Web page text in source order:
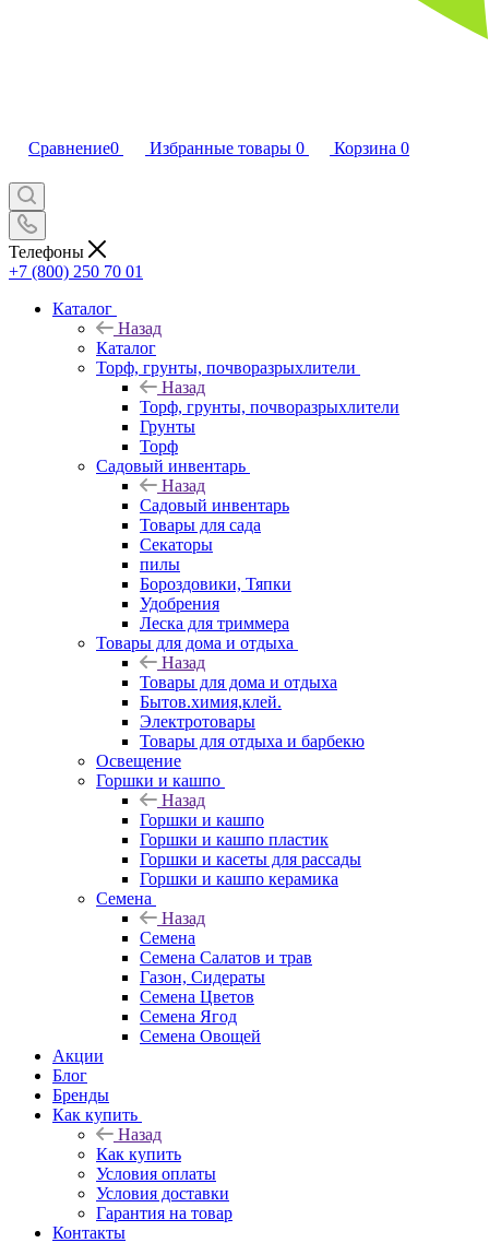
Сравнение0 Избранные товары 0 Корзина 0
Телефоны
+7 (800) 250 70 01
Каталог
Назад
Каталог
Торф, грунты, почворазрыхлители
Назад
Торф, грунты, почворазрыхлители
Грунты
Торф
Садовый инвентарь
Назад
Садовый инвентарь
Товары для сада
Секаторы
пилы
Бороздовики, Тяпки
Удобрения
Леска для триммера
Товары для дома и отдыха
Назад
Товары для дома и отдыха
Бытов.химия,клей.
Электротовары
Товары для отдыха и барбекю
Освещение
Горшки и кашпо
Назад
Горшки и кашпо
Горшки и кашпо пластик
Горшки и касеты для рассады
Горшки и кашпо керамика
Семена
Назад
Семена
Семена Салатов и трав
Газон, Сидераты
Семена Цветов
Семена Ягод
Семена Овощей
Акции
Блог
Бренды
Как купить
Назад
Как купить
Условия оплаты
Условия доставки
Гарантия на товар
Контакты